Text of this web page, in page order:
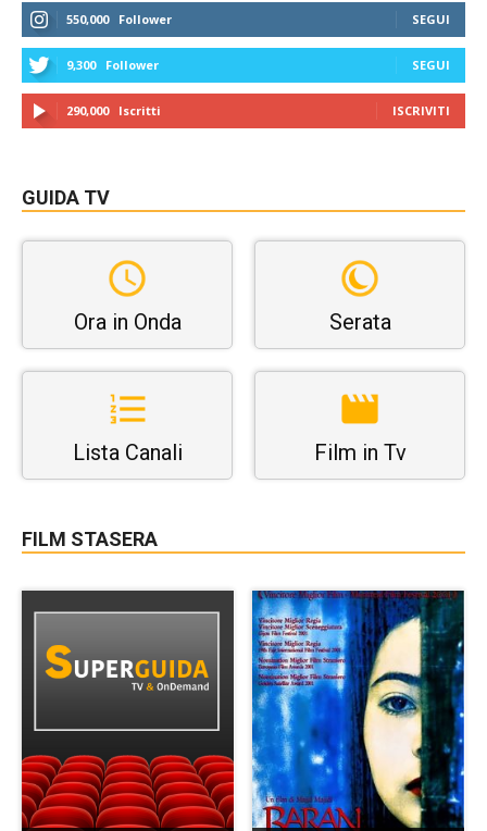
550,000 Follower SEGUI
9,300 Follower SEGUI
290,000 Iscritti ISCRIVITI
GUIDA TV
Ora in Onda Serata
Lista Canali Film in Tv
FILM STASERA